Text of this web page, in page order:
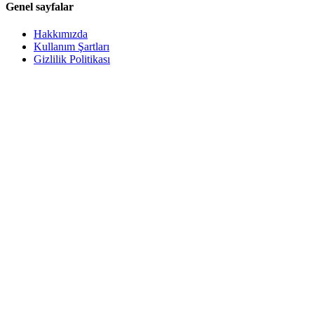
Genel sayfalar
Hakkımızda
Kullanım Şartları
Gizlilik Politikası